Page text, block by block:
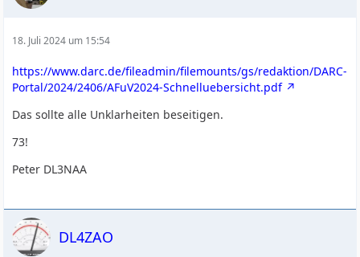
18. Juli 2024 um 15:54
https://www.darc.de/fileadmin/filemounts/gs/redaktion/DARC-
Portal/2024/2406/AFuV2024-Schnelluebersicht.pdf
Das sollte alle Unklarheiten beseitigen.
73!
Peter DL3NAA
DL4ZAO